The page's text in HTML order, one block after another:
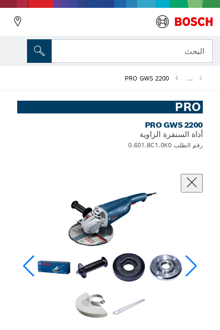
البحث
...
PRO GWS 2200
PRO
PRO GWS 2200
أداة السنفرة الزاوية
رقم الطلب 0.601.8C1.0K0